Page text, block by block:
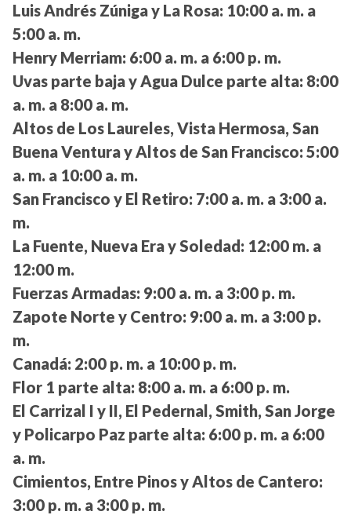
Luis Andrés Zúniga y La Rosa: 10:00 a. m. a
5:00 a. m.
Henry Merriam: 6:00 a. m. a 6:00 p. m.
Uvas parte baja y Agua Dulce parte alta: 8:00
a. m. a 8:00 a. m.
Altos de Los Laureles, Vista Hermosa, San
Buena Ventura y Altos de San Francisco: 5:00
a. m. a 10:00 a. m.
San Francisco y El Retiro: 7:00 a. m. a 3:00 a.
m.
La Fuente, Nueva Era y Soledad: 12:00 m. a
12:00 m.
Fuerzas Armadas: 9:00 a. m. a 3:00 p. m.
Zapote Norte y Centro: 9:00 a. m. a 3:00 p.
m.
Canadá: 2:00 p. m. a 10:00 p. m.
Flor 1 parte alta: 8:00 a. m. a 6:00 p. m.
El Carrizal I y II, El Pedernal, Smith, San Jorge
y Policarpo Paz parte alta: 6:00 p. m. a 6:00
a. m.
Cimientos, Entre Pinos y Altos de Cantero:
3:00 p. m. a 3:00 p. m.